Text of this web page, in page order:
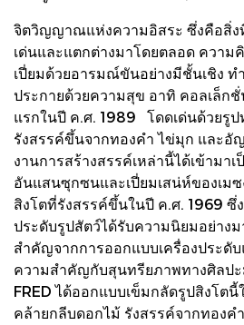
จิตวิญญาณแห่งความอิสระ ซึ่งคือสิ่ง
เด่นและแตกต่างมาโดยตลอด ความ
เปี่ยมด้วยอารมณ์ขันอย่างมีชั้นเชิง ท
ประกายด้วยความสุข อาทิ คอลเล็กชั่
แรกในปี ค.ศ. 1989 โดดเด่นด้วยรูป
รังสรรค์ขึ้นจากทองคำ ไข่มุก และ
งานการสร้างสรรค์เหล่านี้ได้เข้ามา
อันแสนซุกซนและเปี่ยมเสน่ห์ของเม
สิงโตที่รังสรรค์ขึ้นในปี ค.ศ. 1969 ซึ่ง
ประดับรูปสัตว์ได้รับความนิยมอย่างม
สำคัญจากการออกแบบเครื่องประดับ
ความสำคัญกับสุนทรียภาพทางศิลปะ
FRED ได้ออกแบบเข็มกลัดรูปสิงโต
คล้ายกลีบดอกไม้ รังสรรค์จากทองค